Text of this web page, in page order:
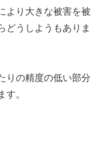
より大きな被害を被
どうしようもありま
りの精度の低い部分
。